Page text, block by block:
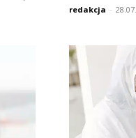
redakcja -